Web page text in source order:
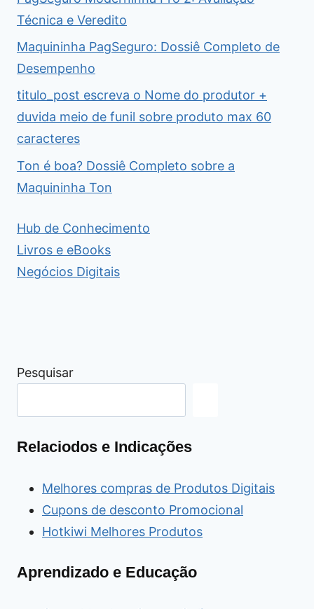
Técnica e Veredito
Maquininha PagSeguro: Dossiê Completo de
Desempenho
titulo_post escreva o Nome do produtor +
duvida meio de funil sobre produto max 60
caracteres
Ton é boa? Dossiê Completo sobre a
Maquininha Ton
Hub de Conhecimento
Livros e eBooks
Negócios Digitais
Pesquisar
Relaciodos e Indicações
Melhores compras de Produtos Digitais
Cupons de desconto Promocional
Hotkiwi Melhores Produtos
Aprendizado e Educação